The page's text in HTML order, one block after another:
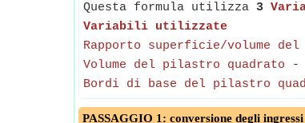
Questa formula utilizza 3
Variabili utilizzate
Rapporto superficie/volume
Volume del pilastro quadrato -
Bordi di base del pilastro
PASSAGGIO 1: conversione degli